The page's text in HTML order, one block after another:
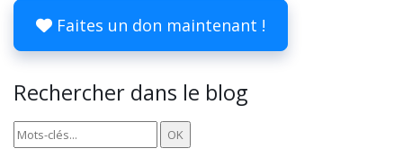
Faites un don maintenant !
Rechercher dans le blog